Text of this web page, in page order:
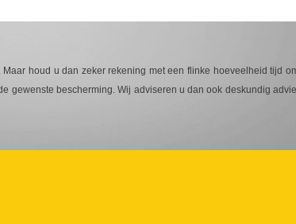
houd u dan zeker rekening met een flinke hoeveelheid tijd
gewenste bescherming. Wij adviseren u dan ook deskundig